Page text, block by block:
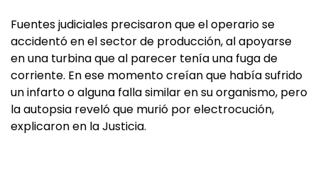
Fuentes judiciales precisaron que el operario se
accidentó en el sector de producción, al apoyarse
en una turbina que al parecer tenía una fuga de
corriente. En ese momento creían que había sufrido
un infarto o alguna falla similar en su organismo, pero
la autopsia reveló que murió por electrocución,
explicaron en la Justicia.